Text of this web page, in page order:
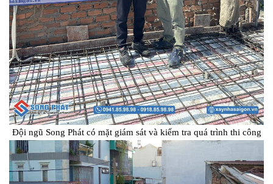
Đội ngũ Song Phát có mặt giám sát và kiểm tra quá trình thi công